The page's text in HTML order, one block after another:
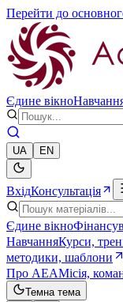
Перейти до
Єдине вікно
UA EN
ВхідКонсультація
Єдине вікно
НавчанняКурси,
методики, шаблони
Про AEAМісія,
Темна тема